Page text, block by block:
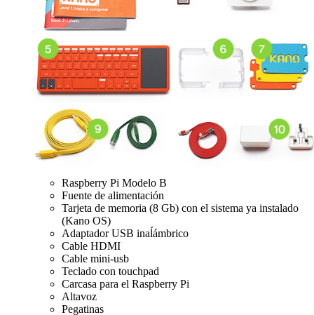
Raspberry Pi Modelo B
Fuente de alimentación
Tarjeta de memoria (8 Gb) con el sistema ya instalado
(Kano OS)
Adaptador USB inaĺámbrico
Cable HDMI
Cable mini-usb
Teclado con touchpad
Carcasa para el Raspberry Pi
Altavoz
Pegatinas